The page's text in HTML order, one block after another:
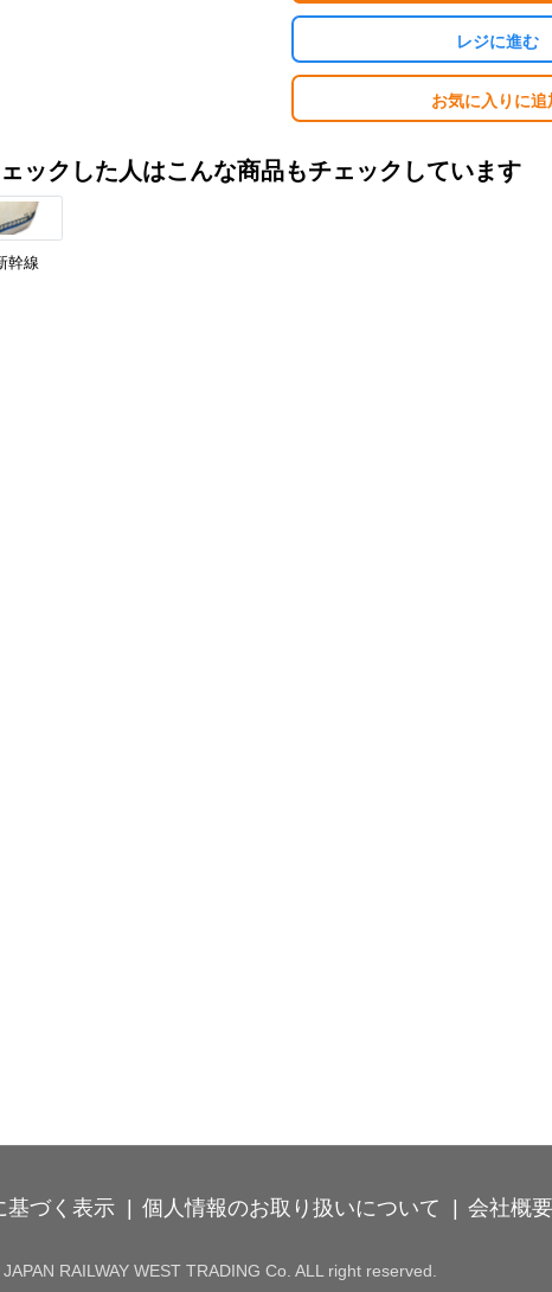
レジに進む
カートへ進む
お気に入りに追
ックした人はこんな商品もチェックしています
幹線
基づく表示 個人情報のお取り扱いについて 会社概要
RAILWAY WEST TRADING Co. ALL right reserved.